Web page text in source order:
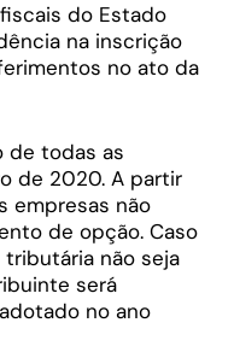
do Estado
na inscrição
no ato da
de todas as
de 2020. A partir
empresas não
de opção. Caso
não seja
será
no ano